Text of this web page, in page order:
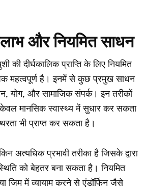
और नियमित साधन
की दीर्घकालिक प्राप्ति के लिए नियमित
महत्वपूर्ण है। इनमें से कुछ प्रमुख साधन
योग, और सामाजिक संपर्क। इन तरीकों
मानसिक स्वास्थ्य में सुधार कर सकता
भी प्राप्त कर सकता है।
अत्यधिक प्रभावी तरीका है जिसके द्वारा
को बेहतर बना सकता है। नियमित
जिम में व्यायाम करने से एंडॉर्फिन जैसे